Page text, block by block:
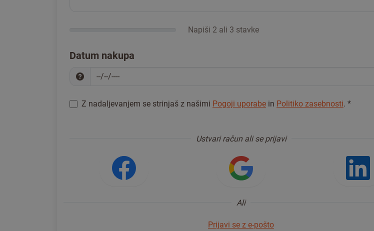
Napiši 2 ali 3 stavke
Datum nakupa
Z nadaljevanjem se strinjaš z našimi Pogoji uporabe in Politiko zasebnosti. *
Ustvari račun ali se prijavi
Prijava z omrežjem Facebook
Prijava z Googlom
Ali
Prijavi se z e-pošto